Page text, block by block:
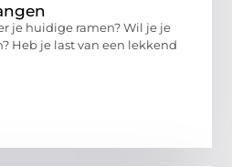
je huidige ramen? Wil je je
Heb je last van een lekkend